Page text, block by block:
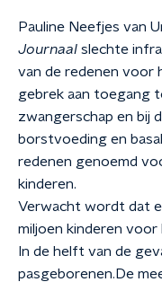
Pauline Neefjes van
Journaal slechte
van de redenen voor
gebrek aan toegang
zwangerschap en bij
borstvoeding en
redenen genoemd
kinderen.
Verwacht wordt dat
miljoen kinderen
In de helft van de
pasgeborenen.De